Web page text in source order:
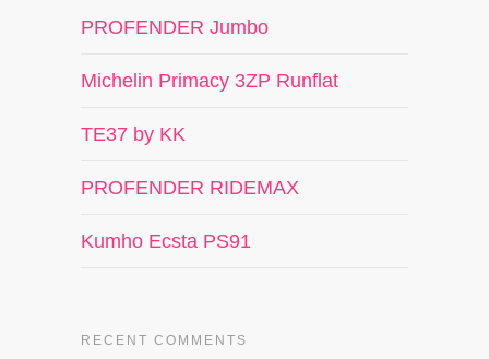
PROFENDER Jumbo
Michelin Primacy 3ZP Runflat
TE37 by KK
PROFENDER RIDEMAX
Kumho Ecsta PS91
RECENT COMMENTS